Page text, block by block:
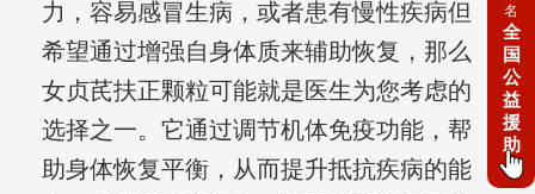
力，容易感冒生病，或者患有慢性疾病但
希望通过增强自身体质来辅助恢复，那么
女贞芪扶正颗粒可能就是医生为您考虑的
选择之一。它通过调节机体免疫功能，帮
助身体恢复平衡，从而提升抵抗疾病的能
名
全
国
公
益
援
助